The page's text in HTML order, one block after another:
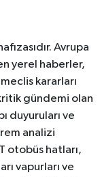
Avrupa
yerel haberler,
kararları
gündemi olan
duyuruları ve
analizi
otobüs hatları,
vapurları ve